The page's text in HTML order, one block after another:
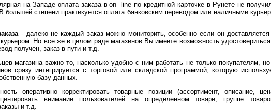
на Западе оплата заказа в on ­ line по кредитной карточке в Рунете не
большей степени практикуется оплата банковским переводом или наличными
- далеко не каждый заказ можно мониторить, особенно если он
Но все же в целом ряде магазинов Вы имеете возможность
получен, заказ в пути и т.д.
магазина важно то, насколько удобно с ним работать не только покупателям,
сразу интегрируется с торговой или складской программой, которую
базу данных.
оперативно корректировать товарные позиции (ассортимент, описание,
внимание пользователей на определенном товаре, группе
и т.д.